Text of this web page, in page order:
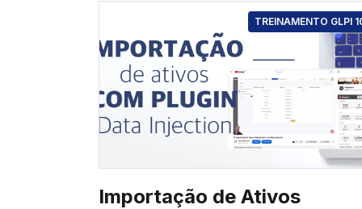
TREINAMENTO GLPI
Importação de Ativos